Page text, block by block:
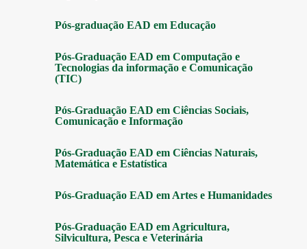
Pós-graduação EAD em Educação
Pós-Graduação EAD em Computação e
Tecnologias da informação e Comunicação
(TIC)
Pós-Graduação EAD em Ciências Sociais,
Comunicação e Informação
Pós-Graduação EAD em Ciências Naturais,
Matemática e Estatística
Pós-Graduação EAD em Artes e Humanidades
Pós-Graduação EAD em Agricultura,
Silvicultura, Pesca e Veterinária